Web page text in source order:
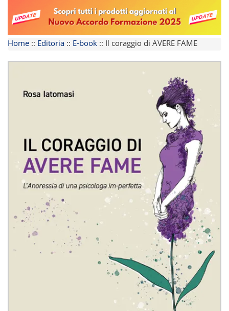
TEMATICHE
Home :: Editoria :: E-book :: Il coraggio di AVERE FAME